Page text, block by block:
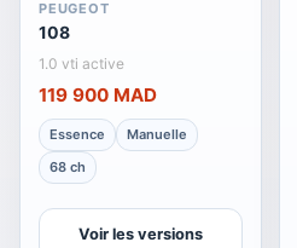
PEUGEOT
108
1.0 vti active
119 900 MAD
Essence
Manuelle
68 ch
Voir les versions